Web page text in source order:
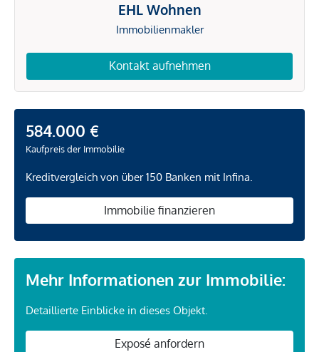
EHL Wohnen
Immobilienmakler
Kontakt aufnehmen
584.000 €
Kaufpreis der Immobilie
Kreditvergleich von über 150 Banken mit Infina.
Immobilie finanzieren
Mehr Informationen zur Immobilie:
Detaillierte Einblicke in dieses Objekt.
Exposé anfordern